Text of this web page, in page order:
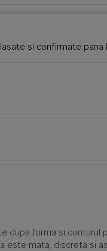
si confirmate pana
dupa forma si conturul
este mata, discreta si